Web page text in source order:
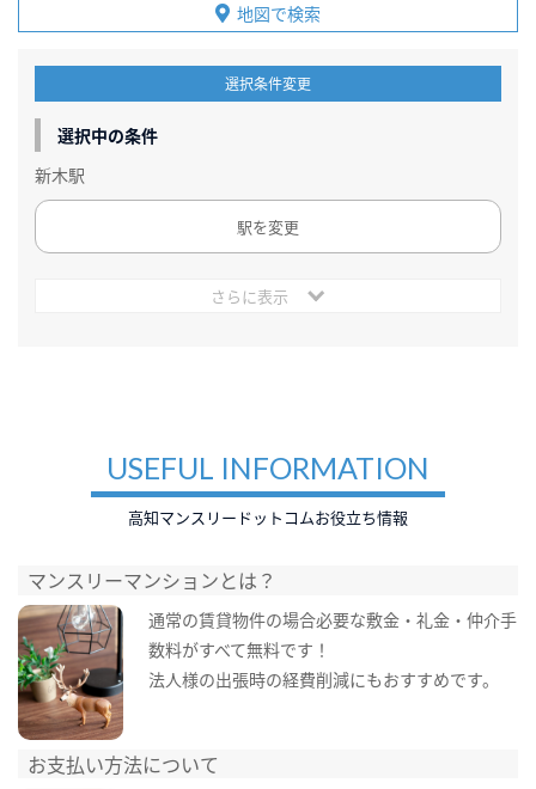
地図で検索
選択条件変更
選択中の条件
新木駅
駅を変更
さらに表示
USEFUL INFORMATION
高知マンスリードットコムお役立ち情報
マンスリーマンションとは？
通常の賃貸物件の場合必要な敷金・礼金・仲介手
数料がすべて無料です！
法人様の出張時の経費削減にもおすすめです。
お支払い方法について